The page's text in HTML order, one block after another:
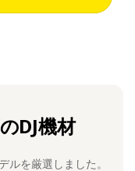
DJ機材
ルを厳選しました。